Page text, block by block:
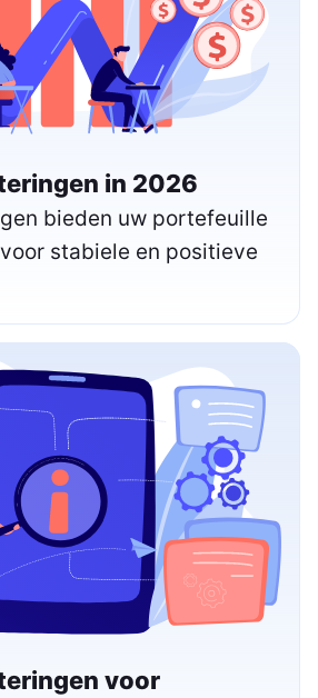
in 2026
bieden uw portefeuille
stabiele en positieve
voor